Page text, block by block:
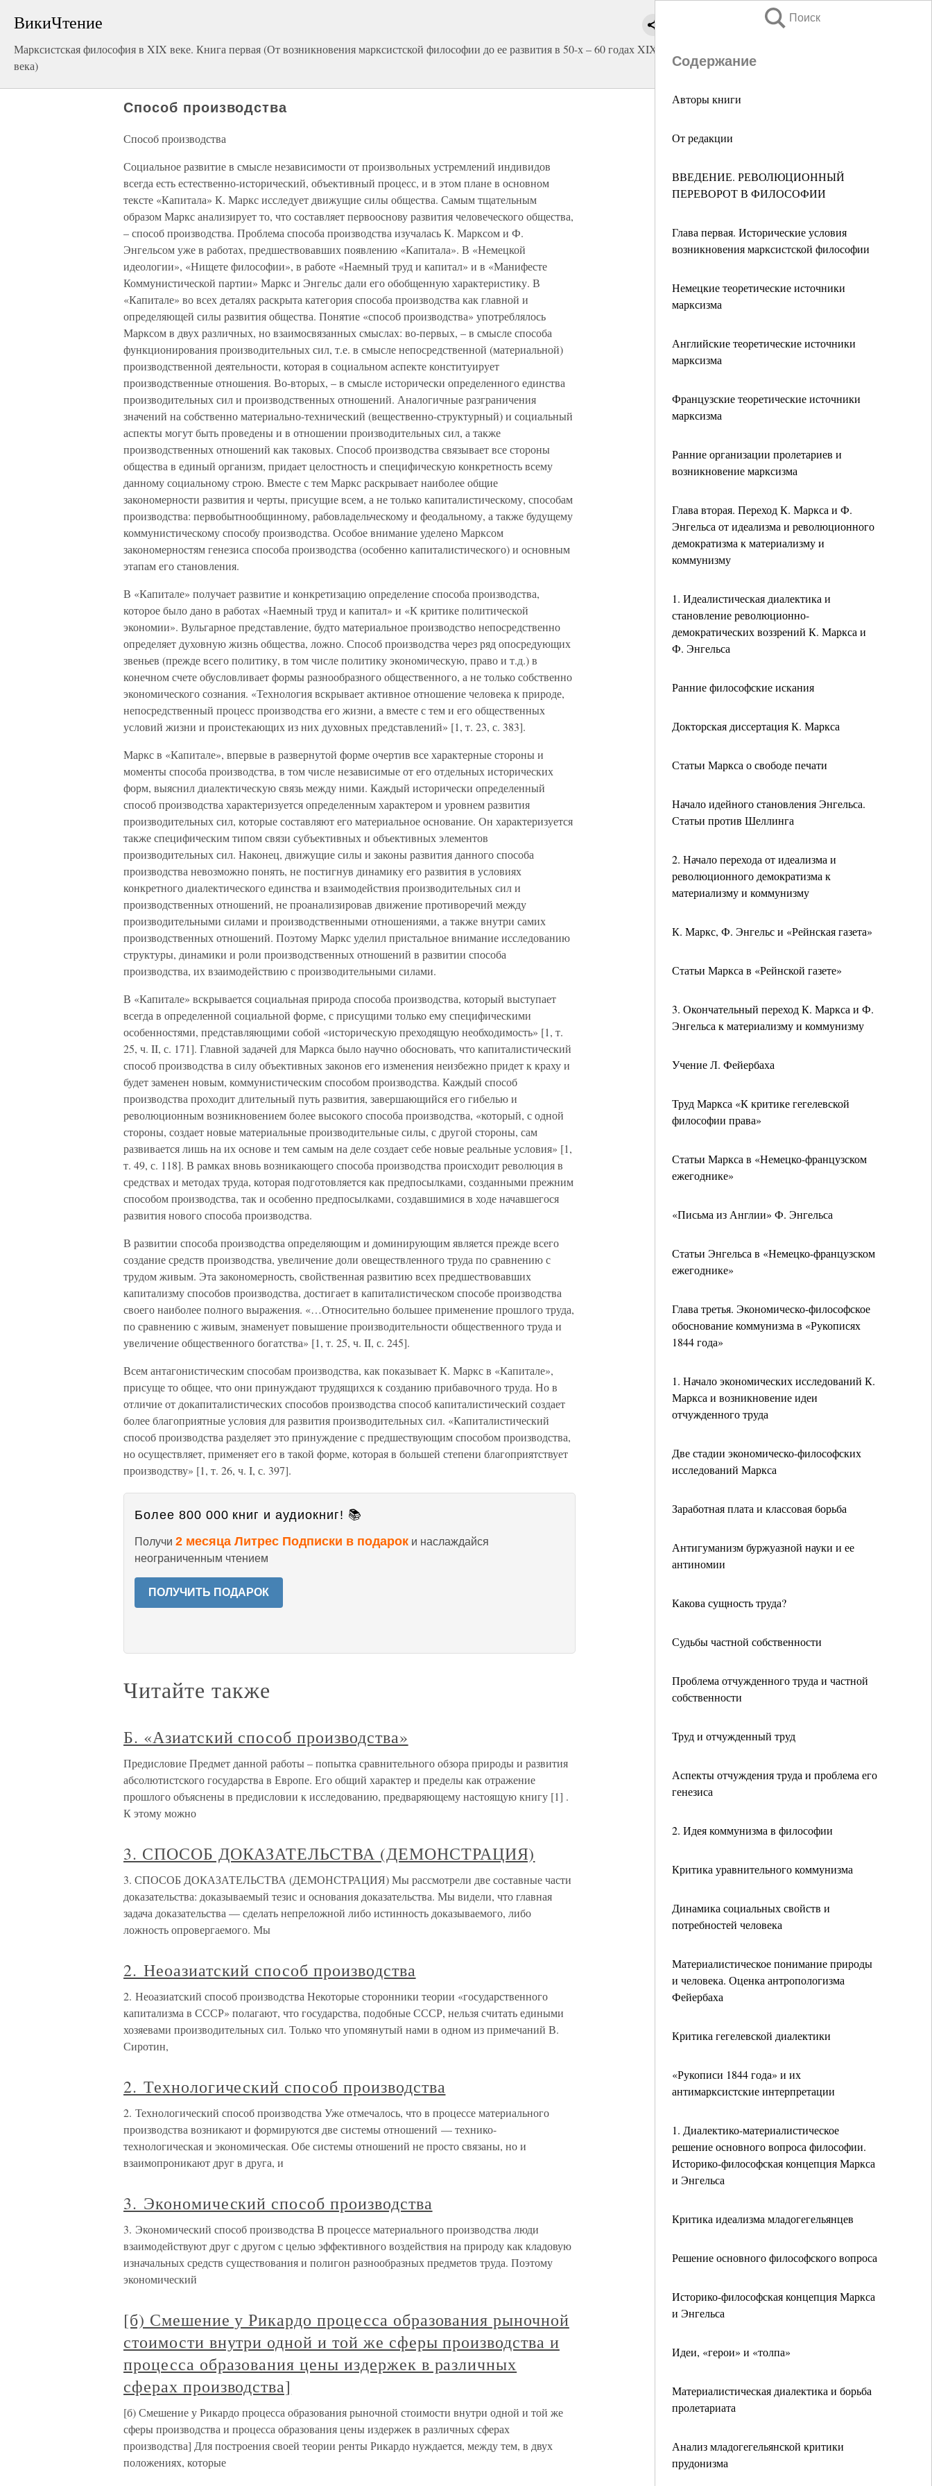
ВикиЧтение
Марксистская философия в XIX веке. Книга первая (От возникновения марксистской философии до ее развития в 50-х – 60 годах XIX
века)
Поиск
Содержание
Авторы книги
От редакции
ВВЕДЕНИЕ. РЕВОЛЮЦИОННЫЙ
ПЕРЕВОРОТ В ФИЛОСОФИИ
Глава первая. Исторические условия
возникновения марксистской философии
Немецкие теоретические источники
марксизма
Английские теоретические источники
марксизма
Французские теоретические источники
марксизма
Ранние организации пролетариев и
возникновение марксизма
Глава вторая. Переход К. Маркса и Ф.
Энгельса от идеализма и революционного
демократизма к материализму и
коммунизму
1. Идеалистическая диалектика и
становление революционно-
демократических воззрений К. Маркса и
Ф. Энгельса
Ранние философские искания
Докторская диссертация К. Маркса
Статьи Маркса о свободе печати
Начало идейного становления Энгельса.
Статьи против Шеллинга
2. Начало перехода от идеализма и
революционного демократизма к
материализму и коммунизму
К. Маркс, Ф. Энгельс и «Рейнская газета»
Статьи Маркса в «Рейнской газете»
3. Окончательный переход К. Маркса и Ф.
Энгельса к материализму и коммунизму
Учение Л. Фейербаха
Труд Маркса «К критике гегелевской
философии права»
Статьи Маркса в «Немецко-французском
ежегоднике»
«Письма из Англии» Ф. Энгельса
Статьи Энгельса в «Немецко-французском
ежегоднике»
Глава третья. Экономическо-философское
обоснование коммунизма в «Рукописях
1844 года»
1. Начало экономических исследований К.
Маркса и возникновение идеи
отчужденного труда
Две стадии экономическо-философских
исследований Маркса
Заработная плата и классовая борьба
Антигуманизм буржуазной науки и ее
антиномии
Какова сущность труда?
Судьбы частной собственности
Проблема отчужденного труда и частной
собственности
Труд и отчужденный труд
Аспекты отчуждения труда и проблема его
генезиса
2. Идея коммунизма в философии
Критика уравнительного коммунизма
Динамика социальных свойств и
потребностей человека
Материалистическое понимание природы
и человека. Оценка антропологизма
Фейербаха
Критика гегелевской диалектики
«Рукописи 1844 года» и их
антимарксистские интерпретации
1. Диалектико-материалистическое
решение основного вопроса философии.
Историко-философская концепция Маркса
и Энгельса
Критика идеализма младогегельянцев
Решение основного философского вопроса
Историко-философская концепция Маркса
и Энгельса
Идеи, «герои» и «толпа»
Материалистическая диалектика и борьба
пролетариата
Анализ младогегельянской критики
прудонизма
Способ производства
Способ производства
Социальное развитие в смысле независимости от произвольных устремлений индивидов
всегда есть естественно-исторический, объективный процесс, и в этом плане в основном
тексте «Капитала» К. Маркс исследует движущие силы общества. Самым тщательным
образом Маркс анализирует то, что составляет первооснову развития человеческого общества,
– способ производства. Проблема способа производства изучалась К. Марксом и Ф.
Энгельсом уже в работах, предшествовавших появлению «Капитала». В «Немецкой
идеологии», «Нищете философии», в работе «Наемный труд и капитал» и в «Манифесте
Коммунистической партии» Маркс и Энгельс дали его обобщенную характеристику. В
«Капитале» во всех деталях раскрыта категория способа производства как главной и
определяющей силы развития общества. Понятие «способ производства» употреблялось
Марксом в двух различных, но взаимосвязанных смыслах: во-первых, – в смысле способа
функционирования производительных сил, т.е. в смысле непосредственной (материальной)
производственной деятельности, которая в социальном аспекте конституирует
производственные отношения. Во-вторых, – в смысле исторически определенного единства
производительных сил и производственных отношений. Аналогичные разграничения
значений на собственно материально-технический (вещественно-структурный) и социальный
аспекты могут быть проведены и в отношении производительных сил, а также
производственных отношений как таковых. Способ производства связывает все стороны
общества в единый организм, придает целостность и специфическую конкретность всему
данному социальному строю. Вместе с тем Маркс раскрывает наиболее общие
закономерности развития и черты, присущие всем, а не только капиталистическому, способам
производства: первобытнообщинному, рабовладельческому и феодальному, а также будущему
коммунистическому способу производства. Особое внимание уделено Марксом
закономерностям генезиса способа производства (особенно капиталистического) и основным
этапам его становления.
В «Капитале» получает развитие и конкретизацию определение способа производства,
которое было дано в работах «Наемный труд и капитал» и «К критике политической
экономии». Вульгарное представление, будто материальное производство непосредственно
определяет духовную жизнь общества, ложно. Способ производства через ряд опосредующих
звеньев (прежде всего политику, в том числе политику экономическую, право и т.д.) в
конечном счете обусловливает формы разнообразного общественного, а не только собственно
экономического сознания. «Технология вскрывает активное отношение человека к природе,
непосредственный процесс производства его жизни, а вместе с тем и его общественных
условий жизни и проистекающих из них духовных представлений» [1, т. 23, с. 383].
Маркс в «Капитале», впервые в развернутой форме очертив все характерные стороны и
моменты способа производства, в том числе независимые от его отдельных исторических
форм, выяснил диалектическую связь между ними. Каждый исторически определенный
способ производства характеризуется определенным характером и уровнем развития
производительных сил, которые составляют его материальное основание. Он характеризуется
также специфическим типом связи субъективных и объективных элементов
производительных сил. Наконец, движущие силы и законы развития данного способа
производства невозможно понять, не постигнув динамику его развития в условиях
конкретного диалектического единства и взаимодействия производительных сил и
производственных отношений, не проанализировав движение противоречий между
производительными силами и производственными отношениями, а также внутри самих
производственных отношений. Поэтому Маркс уделил пристальное внимание исследованию
структуры, динамики и роли производственных отношений в развитии способа
производства, их взаимодействию с производительными силами.
В «Капитале» вскрывается социальная природа способа производства, который выступает
всегда в определенной социальной форме, с присущими только ему специфическими
особенностями, представляющими собой «историческую преходящую необходимость» [1, т.
25, ч. II, с. 171]. Главной задачей для Маркса было научно обосновать, что капиталистический
способ производства в силу объективных законов его изменения неизбежно придет к краху и
будет заменен новым, коммунистическим способом производства. Каждый способ
производства проходит длительный путь развития, завершающийся его гибелью и
революционным возникновением более высокого способа производства, «который, с одной
стороны, создает новые материальные производительные силы, с другой стороны, сам
развивается лишь на их основе и тем самым на деле создает себе новые реальные условия» [1,
т. 49, с. 118]. В рамках вновь возникающего способа производства происходит революция в
средствах и методах труда, которая подготовляется как предпосылками, созданными прежним
способом производства, так и особенно предпосылками, создавшимися в ходе начавшегося
развития нового способа производства.
В развитии способа производства определяющим и доминирующим является прежде всего
создание средств производства, увеличение доли овеществленного труда по сравнению с
трудом живым. Эта закономерность, свойственная развитию всех предшествовавших
капитализму способов производства, достигает в капиталистическом способе производства
своего наиболее полного выражения. «…Относительно большее применение прошлого труда,
по сравнению с живым, знаменует повышение производительности общественного труда и
увеличение общественного богатства» [1, т. 25, ч. II, с. 245].
Всем антагонистическим способам производства, как показывает К. Маркс в «Капитале»,
присуще то общее, что они принуждают трудящихся к созданию прибавочного труда. Но в
отличие от докапиталистических способов производства способ капиталистический создает
более благоприятные условия для развития производительных сил. «Капиталистический
способ производства разделяет это принуждение с предшествующим способом производства,
но осуществляет, применяет его в такой форме, которая в большей степени благоприятствует
производству» [1, т. 26, ч. I, с. 397].
Более 800 000 книг и аудиокниг! 📚
Получи 2 месяца Литрес Подписки в подарок и наслаждайся
неограниченным чтением
ПОЛУЧИТЬ ПОДАРОК
Читайте также
Б. «Азиатский способ производства»
Предисловие Предмет данной работы – попытка сравнительного обзора природы и развития
абсолютистского государства в Европе. Его общий характер и пределы как отражение
прошлого объяснены в предисловии к исследованию, предваряющему настоящую книгу [1] .
К этому можно
3. СПОСОБ ДОКАЗАТЕЛЬСТВА (ДЕМОНСТРАЦИЯ)
3. СПОСОБ ДОКАЗАТЕЛЬСТВА (ДЕМОНСТРАЦИЯ) Мы рассмотрели две составные части
доказательства: доказываемый тезис и основания доказательства. Мы видели, что главная
задача доказательства — сделать непреложной либо истинность доказываемого, либо
ложность опровергаемого. Мы
2. Неоазиатский способ производства
2. Неоазиатский способ производства Некоторые сторонники теории «государственного
капитализма в СССР» полагают, что государства, подобные СССР, нельзя считать едиными
хозяевами производительных сил. Только что упомянутый нами в одном из примечаний В.
Сиротин,
2. Технологический способ производства
2. Технологический способ производства Уже отмечалось, что в процессе материального
производства возникают и формируются две системы отношений — технико-
технологическая и экономическая. Обе системы отношений не просто связаны, но и
взаимопроникают друг в друга, и
3. Экономический способ производства
3. Экономический способ производства В процессе материального производства люди
взаимодействуют друг с другом с целью эффективного воздействия на природу как кладовую
изначальных средств существования и полигон разнообразных предметов труда. Поэтому
экономический
[б) Смешение у Рикардо процесса образования рыночной
стоимости внутри одной и той же сферы производства и
процесса образования цены издержек в различных
сферах производства]
[б) Смешение у Рикардо процесса образования рыночной стоимости внутри одной и той же
сферы производства и процесса образования цены издержек в различных сферах
производства] Для построения своей теории ренты Рикардо нуждается, между тем, в двух
положениях, которые